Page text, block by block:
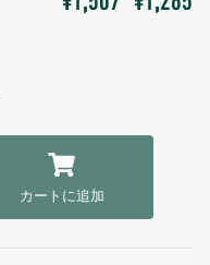
カートに追加